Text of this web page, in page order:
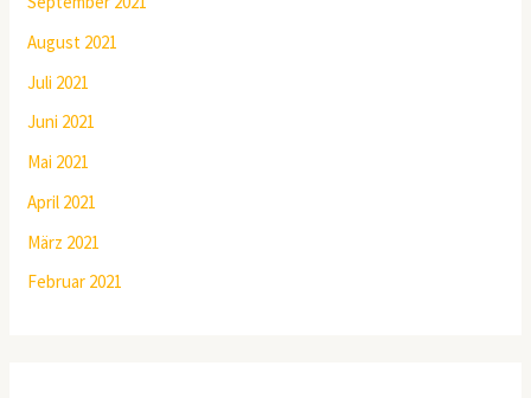
August 2021
Juli 2021
Juni 2021
Mai 2021
April 2021
März 2021
Februar 2021